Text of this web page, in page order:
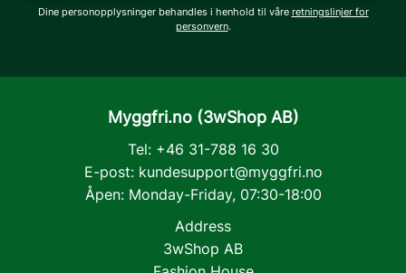
Dine personopplysninger behandles i henhold til våre retningslinjer for
personvern.
Myggfri.no (3wShop AB)
Tel: +46 31-788 16 30
E-post: kundesupport@myggfri.no
Åpen: Monday-Friday, 07:30-18:00
Address
3wShop AB